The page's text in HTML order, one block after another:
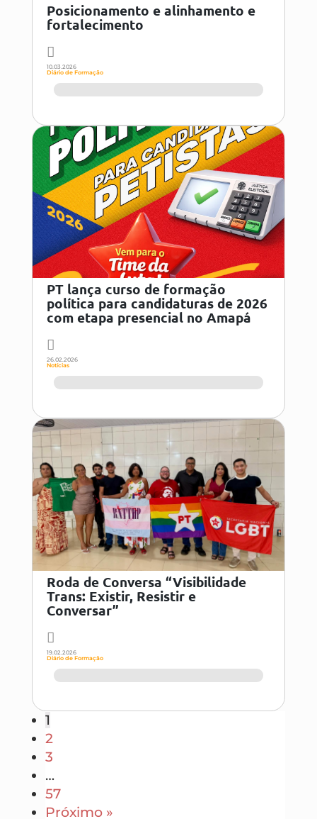
Posicionamento e alinhamento e
fortalecimento
10.03.2026
Diário de Formação
PT lança curso de formação
política para candidaturas de 2026
com etapa presencial no Amapá
26.02.2026
Notícias
Roda de Conversa “Visibilidade
Trans: Existir, Resistir e
Conversar”
19.02.2026
Diário de Formação
1
2
3
…
57
Próximo »